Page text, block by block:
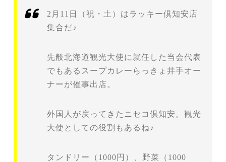
2月11日（祝・土）はラッキー倶知安店
集合だ♪
先般北海道観光大使に就任した当会代表
でもあるスープカレーらっきょ井手オー
ナーが催事出店。
外国人が戻ってきたニセコ倶知安。観光
大使としての役割もあるね♪
タンドリー（1000円）、野菜（1000